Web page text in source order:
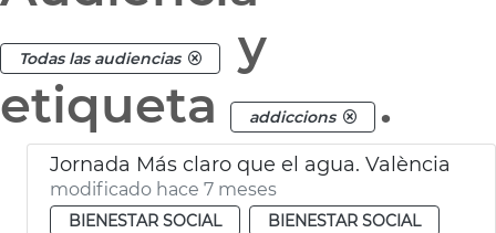
Todas las audiencias
y
etiqueta
addiccions .
Jornada Más claro que el agua. València
modificado hace 7 meses
BIENESTAR SOCIAL
BIENESTAR SOCIAL